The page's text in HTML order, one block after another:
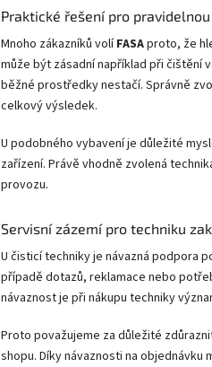
Praktické řešení pro
Mnoho zákazníků volíFASAproto, že
může být zásadní například při
běžné prostředky nestačí. Správně
celkový výsledek.
U podobného vybavení je důležité
zařízení. Právě vhodně zvolená
provozu.
Servisní zázemí pro techniku
U čisticí techniky je návazná podpora
případě dotazů, reklamace nebo
návaznost je při nákupu techniky
Proto považujeme za důležité
shopu. Díky návaznosti na